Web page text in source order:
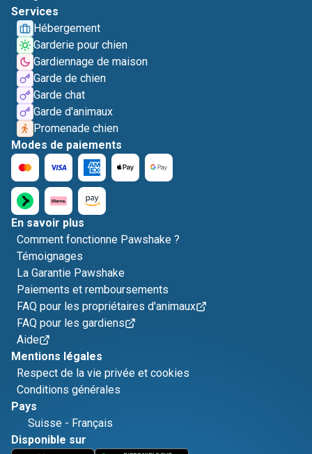
Services
Hébergement
Garderie pour chien
Gardiennage de maison
Garde de chien
Garde chat
Garde d'animaux
Promenade chien
Modes de paiements
En savoir plus
Comment fonctionne Pawshake ?
Témoignages
La Garantie Pawshake
Paiements et remboursements
FAQ pour les propriétaires d'animaux
FAQ pour les gardiens
Aide
Mentions légales
Respect de la vie privée et cookies
Conditions générales
Pays
Suisse - Français
Disponible sur